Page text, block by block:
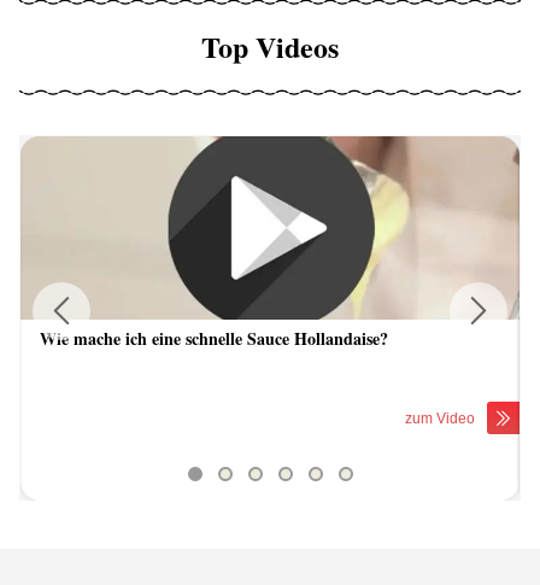
Top Videos
Wie mache ich eine schnelle Sauce Hollandaise?
zum Video
Previous